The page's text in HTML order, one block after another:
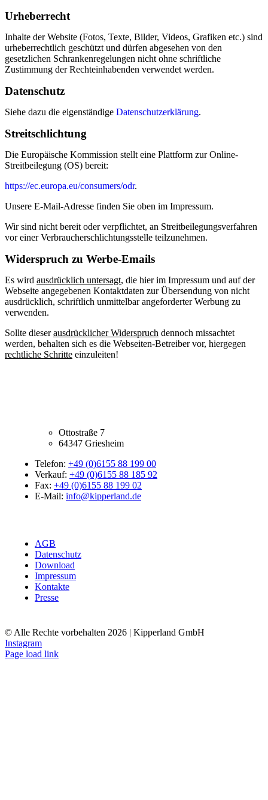
Urheberrecht
Inhalte der Website (Fotos, Texte, Bilder, Videos, Grafiken etc.) sind
urheberrechtlich geschützt und dürfen abgesehen von den
gesetzlichen Schrankenregelungen nicht ohne schriftliche
Zustimmung der Rechteinhabenden verwendet werden.
Datenschutz
Siehe dazu die eigenständige Datenschutzerklärung.
Streitschlichtung
Die Europäische Kommission stellt eine Plattform zur Online-
Streitbeilegung (OS) bereit:
https://ec.europa.eu/consumers/odr.
Unsere E-Mail-Adresse finden Sie oben im Impressum.
Wir sind nicht bereit oder verpflichtet, an Streitbeilegungsverfahren
vor einer Verbraucherschlichtungsstelle teilzunehmen.
Widerspruch zu Werbe-Emails
Es wird ausdrücklich untersagt, die hier im Impressum und auf der
Webseite angegebenen Kontaktdaten zur Übersendung von nicht
ausdrücklich, schriftlich unmittelbar angeforderter Werbung zu
verwenden.
Sollte dieserausdrücklicher Widerspruch dennoch missachtet
werden, behalten sich es die Webseiten-Betreiber vor, hiergegen
rechtliche Schritte einzuleiten!
Ottostraße 7
64347 Griesheim
Telefon: +49 (0)6155 88 199 00
Verkauf: +49 (0)6155 88 185 92
Fax: +49 (0)6155 88 199 02
E-Mail: info@kipperland.de
AGB
Datenschutz
Download
Impressum
Kontakte
Presse
© Alle Rechte vorbehalten 2026 | Kipperland GmbH
Instagram
Page load link